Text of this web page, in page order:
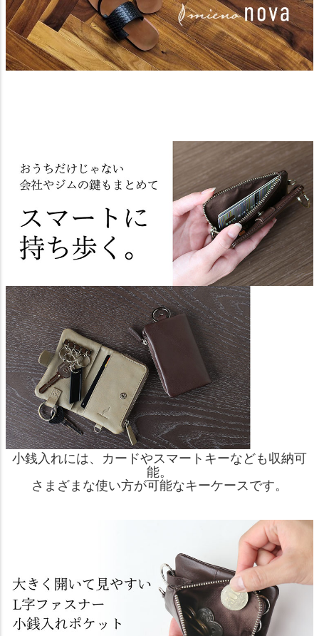
小銭入れには、カードやスマートキーなども収納可
能。
さまざまな使い方が可能なキーケースです。